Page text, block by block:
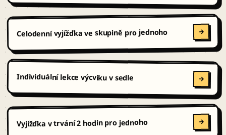
Celodenní vyjížďka ve skupině pro jednoho
Individuální lekce výcviku v sedle
Vyjížďka v trvání 2 hodin pro jednoho